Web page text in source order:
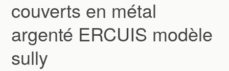
couverts en métal
argenté ERCUIS modèle
sully